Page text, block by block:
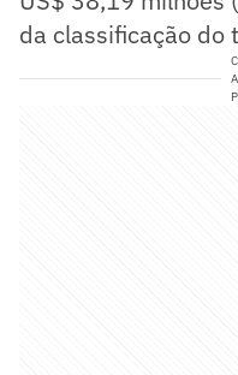
da classificação do